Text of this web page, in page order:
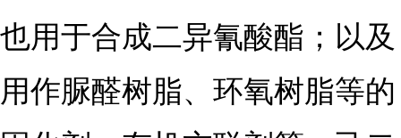
也用于合成二异氰酸酯；以及
用作脲醛树脂、 环氧树脂等的